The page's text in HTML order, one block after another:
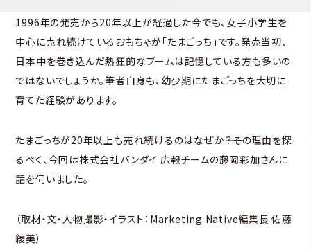
1996年の発売から20年以上が経過した今でも、女子小学生を
中心に売れ続けているおもちゃが「たまごっち」です。発売当初、
日本中を巻き込んだ熱狂的なブームは記憶している方も多いの
ではないでしょうか。筆者自身も、幼少期にたまごっちを大切に
育てた経験があります。
たまごっちが20年以上も売れ続けるのはなぜか――？その理由を探
るべく、今回は株式会社バンダイ 広報チームの藤岡彩加さんに
話を伺いました。
（取材・文・人物撮影・イラスト：Marketing Native編集長 佐藤
綾美）